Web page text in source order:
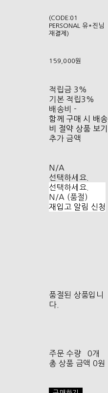
(CODE:01
PERSONAL 유*진님
재결제)
159,000원
적립금 3%
기본 적립3%
배송비 -
함께 구매 시 배송
비 절약 상품 보기
추가 금액
N/A
선택하세요.
선택하세요.
N/A (품절)
재입고 알림 신청
품절된 상품입니
다.
주문 수량
0개
총 상품 금액 0원